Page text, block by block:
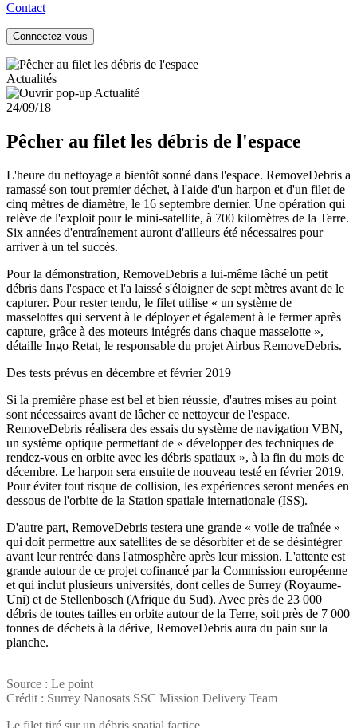
Contact
Connectez-vous
Actualités
24/09/18
Pêcher au filet les débris de l'espace
L'heure du nettoyage a bientôt sonné dans l'espace. RemoveDebris a
ramassé son tout premier déchet, à l'aide d'un harpon et d'un filet de
cinq mètres de diamètre, le 16 septembre dernier. Une opération qui
relève de l'exploit pour le mini-satellite, à 700 kilomètres de la Terre.
Six années d'entraînement auront d'ailleurs été nécessaires pour
arriver à un tel succès.
Pour la démonstration, RemoveDebris a lui-même lâché un petit
débris dans l'espace et l'a laissé s'éloigner de sept mètres avant de le
capturer. Pour rester tendu, le filet utilise « un système de
masselottes qui servent à le déployer et également à le fermer après
capture, grâce à des moteurs intégrés dans chaque masselotte »,
détaille Ingo Retat, le responsable du projet Airbus RemoveDebris.
Des tests prévus en décembre et février 2019
Si la première phase est bel et bien réussie, d'autres mises au point
sont nécessaires avant de lâcher ce nettoyeur de l'espace.
RemoveDebris réalisera des essais du système de navigation VBN,
un système optique permettant de « développer des techniques de
rendez-vous en orbite avec les débris spatiaux », à la fin du mois de
décembre. Le harpon sera ensuite de nouveau testé en février 2019.
Pour éviter tout risque de collision, les expériences seront menées en
dessous de l'orbite de la Station spatiale internationale (ISS).
D'autre part, RemoveDebris testera une grande « voile de traînée »
qui doit permettre aux satellites de se désorbiter et de se désintégrer
avant leur rentrée dans l'atmosphère après leur mission. L'attente est
grande autour de ce projet cofinancé par la Commission européenne
et qui inclut plusieurs universités, dont celles de Surrey (Royaume-
Uni) et de Stellenbosch (Afrique du Sud). Avec près de 23 000
débris de toutes tailles en orbite autour de la Terre, soit près de 7 000
tonnes de déchets à la dérive, RemoveDebris aura du pain sur la
planche.
Source : Le point
Crédit : Surrey Nanosats SSC Mission Delivery Team